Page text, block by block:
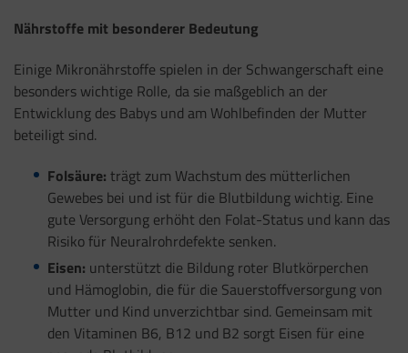
Nährstoffe mit besonderer Bedeutung
Einige Mikronährstoffe spielen in der Schwangerschaft eine
besonders wichtige Rolle, da sie maßgeblich an der
Entwicklung des Babys und am Wohlbefinden der Mutter
beteiligt sind.
Folsäure: trägt zum Wachstum des mütterlichen
Gewebes bei und ist für die Blutbildung wichtig. Eine
gute Versorgung erhöht den Folat-Status und kann das
Risiko für Neuralrohrdefekte senken.
Eisen: unterstützt die Bildung roter Blutkörperchen
und Hämoglobin, die für die Sauerstoffversorgung von
Mutter und Kind unverzichtbar sind. Gemeinsam mit
den Vitaminen B6, B12 und B2 sorgt Eisen für eine